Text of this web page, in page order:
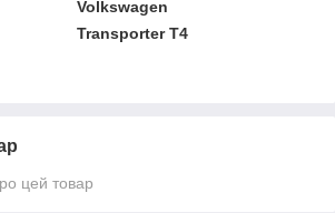
Volkswagen
Transporter T4
цей товар